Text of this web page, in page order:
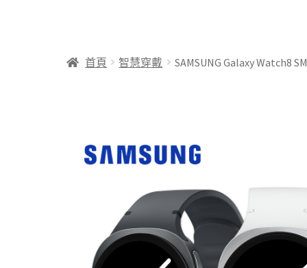
首頁 智慧穿戴 SAMSUNG Galaxy Watch8